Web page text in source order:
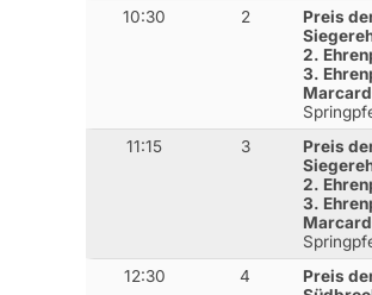
10:30 2
Preis
2.
3.
11:15 3
Preis
2.
3.
12:30 4
Preis